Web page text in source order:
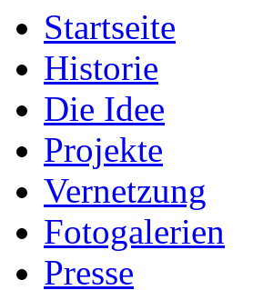
Fotogalerien
Presse
Archiv
Das Team
Sport &
Online Spenden
Online Shop